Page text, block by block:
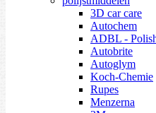
3D car care
Autochem
ADBL -
Autobrite
Autoglym
Koch-Chemie
Rupes
Menzerna